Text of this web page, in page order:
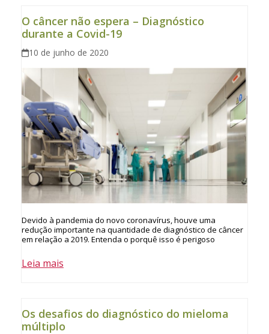
O câncer não espera – Diagnóstico
durante a Covid-19
10 de junho de 2020
Devido à pandemia do novo coronavírus, houve uma
redução importante na quantidade de diagnóstico de câncer
em relação a 2019. Entenda o porquê isso é perigoso
Leia mais
Os desafios do diagnóstico do mieloma
múltiplo